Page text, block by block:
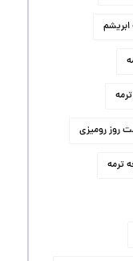
روز رومیزی
ترمه